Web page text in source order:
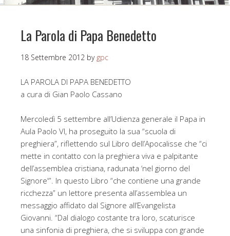
La Parola di Papa Benedetto
18 Settembre 2012 by gpc
LA PAROLA DI PAPA BENEDETTO
a cura di Gian Paolo Cassano
Mercoledì 5 settembre all’Udienza generale il Papa in
Aula Paolo VI, ha proseguito la sua “scuola di
preghiera”, riflettendo sul Libro dell’Apocalisse che “ci
mette in contatto con la preghiera viva e palpitante
dell’assemblea cristiana, radunata ‘nel giorno del
Signore'”. In questo Libro “che contiene una grande
ricchezza” un lettore presenta all’assemblea un
messaggio affidato dal Signore all’Evangelista
Giovanni. “Dal dialogo costante tra loro, scaturisce
una sinfonia di preghiera, che si sviluppa con grande